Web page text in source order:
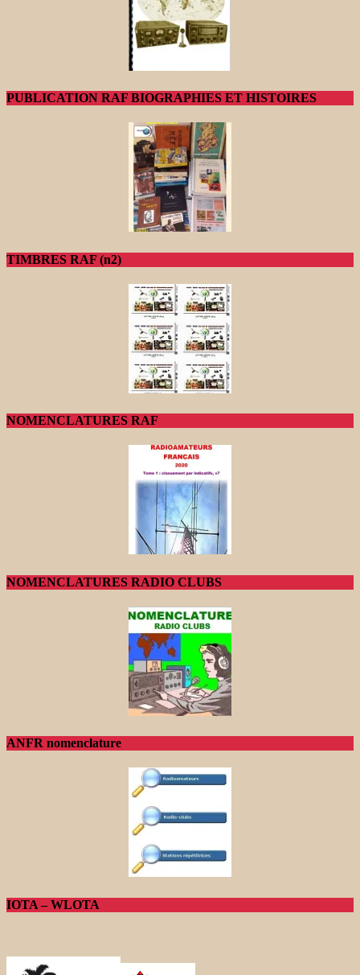
PUBLICATION RAF BIOGRAPHIES ET HISTOIRES
TIMBRES RAF (n2)
NOMENCLATURES RAF
NOMENCLATURES RADIO CLUBS
ANFR nomenclature
IOTA – WLOTA